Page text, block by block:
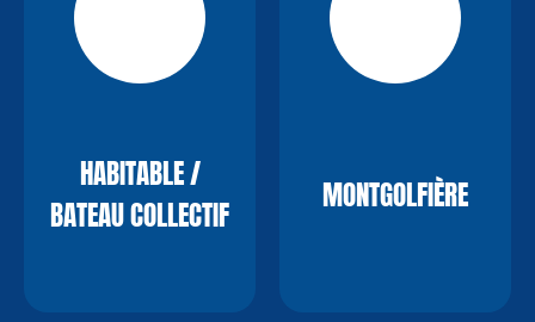
HABITABLE /
BATEAU COLLECTIF
MONTGOLFIÈRE